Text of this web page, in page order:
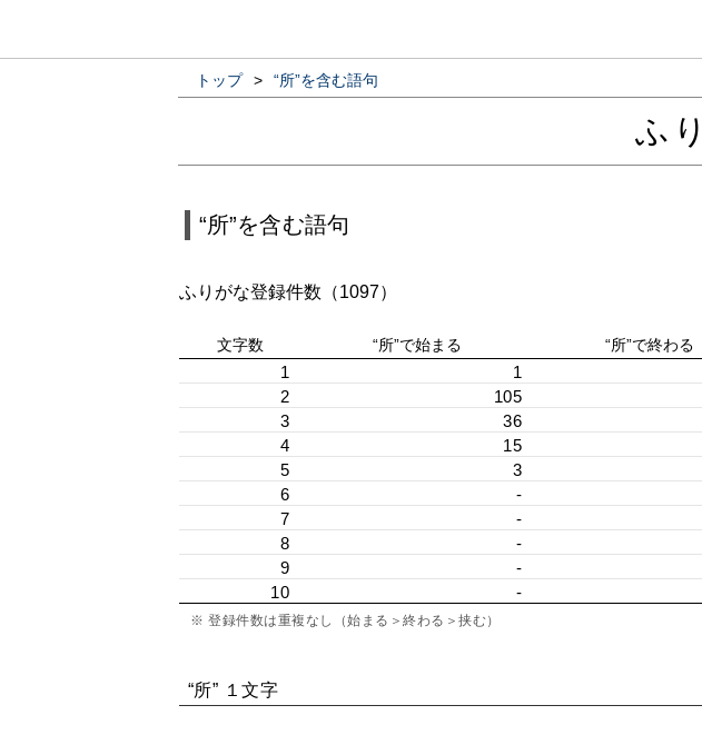
トップ > “所”を含む語句
ふ
“所”を含む語句
ふりがな登録件数（1097）
文字数 “所”で始まる “所”で終わる
1 1
2
105
3
36
4
15
5
3
6
-
7
-
8
-
9
-
10
-
※ 登録件数は重複なし（始まる＞終わる＞挟む）
“所” １文字